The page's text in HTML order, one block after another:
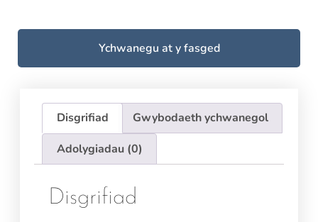
Ychwanegu at y fasged
Disgrifiad
Gwybodaeth ychwanegol
Adolygiadau (0)
Disgrifiad